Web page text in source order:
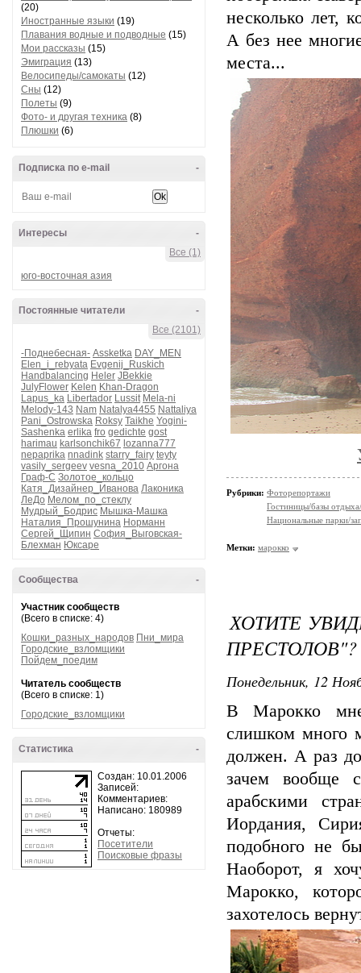
(20)
Иностранные языки (19)
Плавания водные и подводные (15)
Мои рассказы (15)
Эмиграция (13)
Велосипеды/самокаты (12)
Сны (12)
Полеты (9)
Фото- и другая техника (8)
Плюшки (6)
-
Подписка по e-mail
-
Интересы
Все (1)
юго-восточная азия
-
Постоянные читатели
Все (2101)
-Поднебесная- Assketka DAY_MEN
Elen_i_rebyata Evgenij_Ruskich
Handbalancing Heler JBekkie
JulyFlower Kelen Khan-Dragon
Lapus_ka Libertador Lussit Mela-ni
Melody-143 Nam Natalya4455 Nattaliya
Pani_Ostrowska Roksy Taikhe Yogini-
Sashenka erlika fro gedichte gost
harimau karlsonchik67 lozanna777
nepaprika nnadink starry_fairy teyty
vasily_sergeev vesna_2010 Аргона
Граф-С Золотое_кольцо
Катя_Дизайнер_Иванова Лаконика
ЛеДо Мелом_по_стеклу
Мудрый_Бодрис Мышка-Машка
Наталия_Прошунина Норманн
Сергей_Щипин София_Выговская-
Блехман Юксаре
-
Сообщества
Участник сообществ
(Всего в списке: 4)
Кошки_разных_народов Пни_мира
Городские_взломщики
Пойдем_поедим
Читатель сообществ
(Всего в списке: 1)
Городские_взломщики
-
Статистика
Создан: 10.01.2006
Записей:
Комментариев:
Написано: 180989
Отчеты:
Посетители
Поисковые фразы
несколько лет,
А без нее
места...
Рубрики: Фоторепортажи
Гостиницы/базы
Национальные парки/
Метки: марокко
ХОТИТЕ
ПРЕСТОЛОВ"?
Понедельник, 12
В Марокко
слишком много
должен. А раз
зачем вообще
арабскими
Иордания,
подобного не
Наоборот, я
Марокко,
захотелось